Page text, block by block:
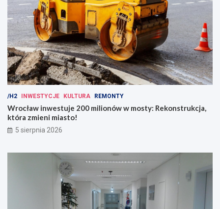
/H2 INWESTYCJE KULTURA REMONTY
Wrocław inwestuje 200 milionów w mosty: Rekonstrukcja,
która zmieni miasto!
5 sierpnia 2026